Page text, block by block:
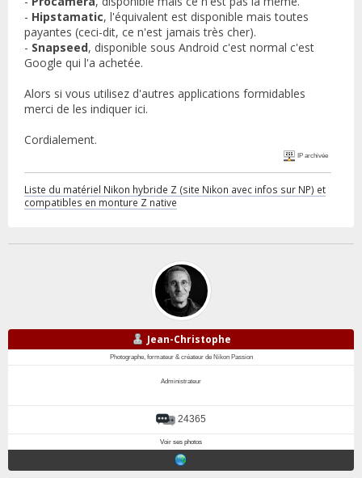
- Hipstamatic, l'équivalent est disponible mais toutes
payantes (ceci-dit, ce n'est jamais très cher).
- Snapseed, disponible sous Android c'est normal c'est
Google qui l'a achetée.
Alors si vous utilisez d'autres applications formidables
merci de les indiquer ici.
Cordialement.
IP archivée
Liste du matériel Nikon hybride Z (site Nikon avec infos sur NP) et
compatibles en monture Z native
Jean-Christophe
Photographe, formateur & créateur de Nikon Passion
Administrateur
24365
Voir ses photos